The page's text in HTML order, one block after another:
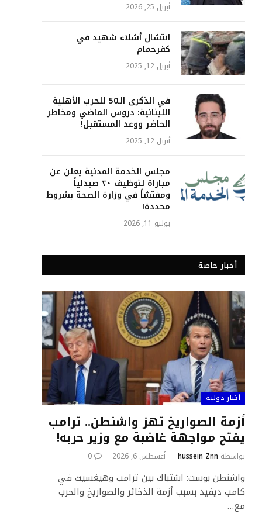
أبريل 25, 2026
انتشال أشلاء شهيد في
كفرحمام
أبريل 12, 2025
في الذكرى الـ50 للحرب الأهلية
اللبنانية: دروس الماضي ومخاطر
الحاضر ووعد المستقبل!
أبريل 12, 2025
مجلس الخدمة المدنية يعلن عن
مباراة لتوظيف ٢٠ صيدلياً
ومفتشاً في وزارة الصحة بشروط
محددة!
يوليو 11, 2026
أخبار خاصة
أخبار دولية
أزمة الصواريخ تهز واشنطن.. ترامب
يفتح مواجهة غاضبة مع وزير حربه!
بواسطة hussein Znn أغسطس 6, 2026 0
واشنطن بوست: اشتباك بين ترامب وهيغسيث في
كامب ديفيد بسبب أزمة الذخائر والصواريخ والحرب
مع…